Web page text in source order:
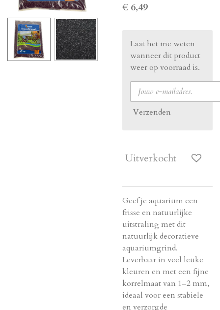
€ 6,49
Laat het me weten
wanneer dit product
weer op voorraad is.
Verzenden
Uitverkocht
Geef je aquarium een
frisse en natuurlijke
uitstraling met dit
natuurlijk decoratieve
aquariumgrind.
Leverbaar in veel leuke
kleuren en met een fijne
korrelmaat van 1–2 mm,
ideaal voor een stabiele
en verzorgde